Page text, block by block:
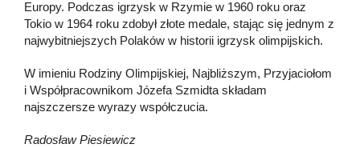
Europy. Podczas igrzysk w Rzymie w 1960 roku oraz
Tokio w 1964 roku zdobył złote medale, stając się jednym z
najwybitniejszych Polaków w historii igrzysk olimpijskich.
W imieniu Rodziny Olimpijskiej, Najbliższym, Przyjaciołom
i Współpracownikom Józefa Szmidta składam
najszczersze wyrazy współczucia.
Radosław Piesiewicz